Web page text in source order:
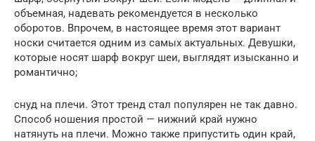
объемная, надевать рекомендуется в несколько
оборотов. Впрочем, в настоящее время этот вариант
носки считается одним из самых актуальных. Девушки,
которые носят шарф вокруг шеи, выглядят изысканно и
романтично;
снуд на плечи. Этот тренд стал популярен не так давно.
Способ ношения простой — нижний край нужно
натянуть на плечи. Можно также припустить один край,